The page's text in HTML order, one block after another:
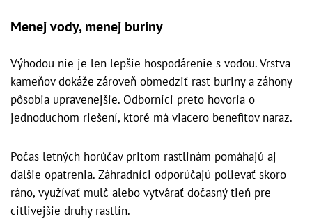
Menej vody, menej buriny
Výhodou nie je len lepšie hospodárenie s vodou. Vrstva
kameňov dokáže zároveň obmedziť rast buriny a záhony
pôsobia upravenejšie. Odborníci preto hovoria o
jednoduchom riešení, ktoré má viacero benefitov naraz.
Počas letných horúčav pritom rastlinám pomáhajú aj
ďalšie opatrenia. Záhradníci odporúčajú polievať skoro
ráno, využívať mulč alebo vytvárať dočasný tieň pre
citlivejšie druhy rastlín.